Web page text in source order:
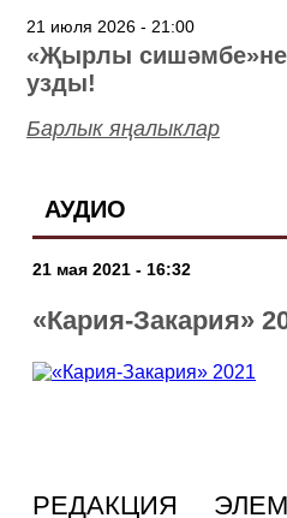
21 июля 2026 - 21:00
«Җырлы
узды!
Барлык яңалыклар
АУДИО
21 мая 2021 - 16:32
«Кария-Закария»
РЕДАКЦИЯ